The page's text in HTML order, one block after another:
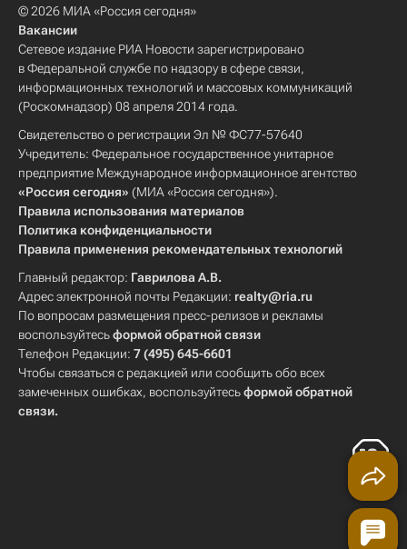
© 2026 МИА «Россия сегодня»
Вакансии
Сетевое издание РИА Новости зарегистрировано
в Федеральной службе по надзору в сфере связи,
информационных технологий и массовых коммуникаций
(Роскомнадзор) 08 апреля 2014 года.
Свидетельство о регистрации Эл № ФС77-57640
Учредитель: Федеральное государственное унитарное
предприятие Международное информационное агентство
«Россия сегодня» (МИА «Россия сегодня»).
Правила использования материалов
Политика конфиденциальности
Правила применения рекомендательных технологий
Главный редактор: Гаврилова А.В.
Адрес электронной почты Редакции: realty@ria.ru
По вопросам размещения пресс-релизов и рекламы
воспользуйтесьформой обратной связи
Телефон Редакции: 7 (495) 645-6601
Чтобы связаться с редакцией или сообщить обо всех
замеченных ошибках, воспользуйтесьформой обратной
связи.